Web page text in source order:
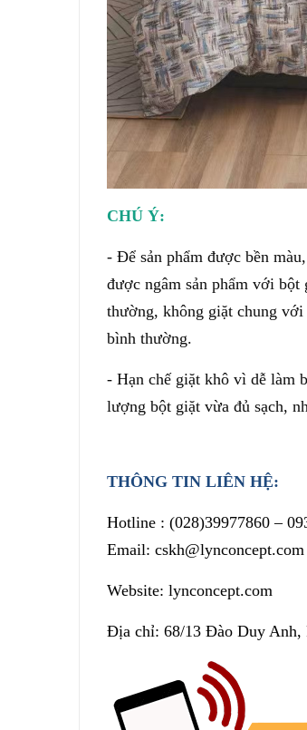
CHÚ Ý:
- Để sản phẩm được bền
được ngâm sản phẩm với
thường, không giặt chung với
bình thường.
- Hạn chế giặt khô vì dễ làm
lượng bột giặt vừa đủ sạch,
THÔNG TIN LIÊN HỆ:
Hotline : (028)39977860–
Email: cskh@lynconcept.com
Website: lynconcept.com
Địa chỉ: 68/13 Đào Duy Anh,